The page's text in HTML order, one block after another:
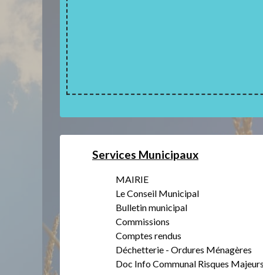
Services Municipaux
MAIRIE
Le Conseil Municipal
Bulletin municipal
Commissions
Comptes rendus
Déchetterie - Ordures Ménagères
Doc Info Communal Risques